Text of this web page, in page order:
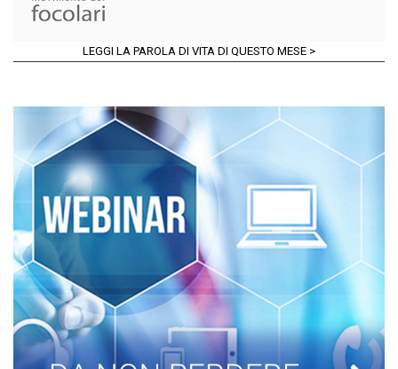
LEGGI LA PAROLA DI VITA DI QUESTO MESE >